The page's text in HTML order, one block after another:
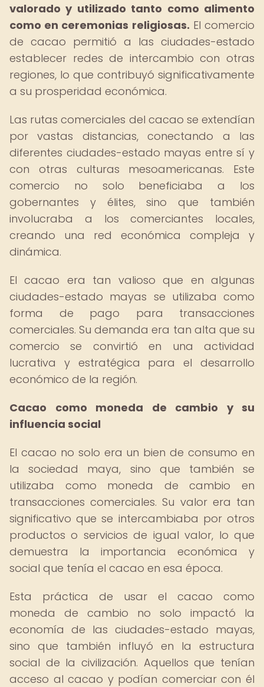
valorado y utilizado tanto como alimento
como en ceremonias religiosas. El comercio
de cacao permitió a las ciudades-estado
establecer redes de intercambio con otras
regiones, lo que contribuyó significativamente
a su prosperidad económica.
Las rutas comerciales del cacao se extendían
por vastas distancias, conectando a las
diferentes ciudades-estado mayas entre sí y
con otras culturas mesoamericanas. Este
comercio no solo beneficiaba a los
gobernantes y élites, sino que también
involucraba a los comerciantes locales,
creando una red económica compleja y
dinámica.
El cacao era tan valioso que en algunas
ciudades-estado mayas se utilizaba como
forma de pago para transacciones
comerciales. Su demanda era tan alta que su
comercio se convirtió en una actividad
lucrativa y estratégica para el desarrollo
económico de la región.
Cacao como moneda de cambio y su
influencia social
El cacao no solo era un bien de consumo en
la sociedad maya, sino que también se
utilizaba como moneda de cambio en
transacciones comerciales. Su valor era tan
significativo que se intercambiaba por otros
productos o servicios de igual valor, lo que
demuestra la importancia económica y
social que tenía el cacao en esa época.
Esta práctica de usar el cacao como
moneda de cambio no solo impactó la
economía de las ciudades-estado mayas,
sino que también influyó en la estructura
social de la civilización. Aquellos que tenían
acceso al cacao y podían comerciar con él